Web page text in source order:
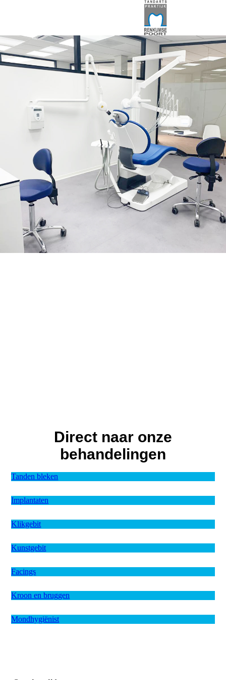
Direct naar onze
behandelingen
Tanden bleken
Implantaten
Klikgebit
Kunstgebit
Facings
Kroon en bruggen
Mondhygiënist